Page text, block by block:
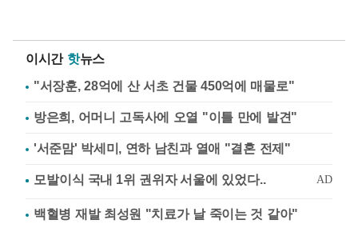
이시간 핫뉴스
"서장훈, 28억에 산 서초 건물 450억에 매물로"
방은희, 어머니 고독사에 오열 "이틀 만에 발견"
'서준맘' 박세미, 연하 남친과 열애 "결혼 전제"
백혈병 재발 최성원 "치료가 날 죽이는 것 같아"